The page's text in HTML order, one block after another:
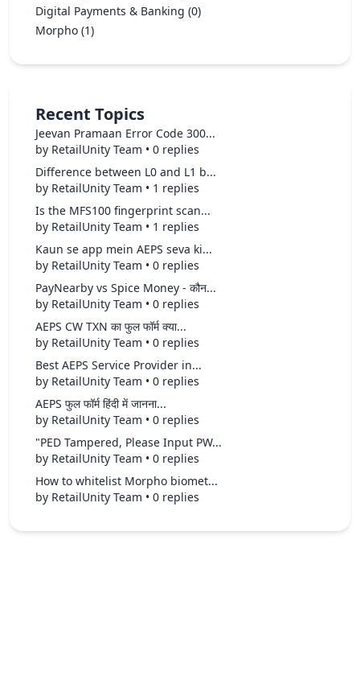
Digital Payments & Banking (0)
Morpho (1)
Recent Topics
Jeevan Pramaan Error Code 300...
by RetailUnity Team • 0 replies
Difference between L0 and L1 b...
by RetailUnity Team • 1 replies
Is the MFS100 fingerprint scan...
by RetailUnity Team • 1 replies
Kaun se app mein AEPS seva ki...
by RetailUnity Team • 0 replies
PayNearby vs Spice Money - कौन...
by RetailUnity Team • 0 replies
AEPS CW TXN का फुल फॉर्म क्या...
by RetailUnity Team • 0 replies
Best AEPS Service Provider in...
by RetailUnity Team • 0 replies
AEPS फुल फॉर्म हिंदी में जानना...
by RetailUnity Team • 0 replies
"PED Tampered, Please Input PW...
by RetailUnity Team • 0 replies
How to whitelist Morpho biomet...
by RetailUnity Team • 0 replies